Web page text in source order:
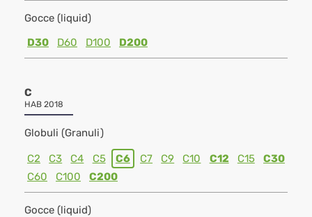
Gocce (liquid)
D30
D60 D100 D200
C
HAB 2018
Globuli (Granuli)
C2 C3 C4 C5 C6 C7 C9 C10 C12 C15
C30
C60
C100 C200
Gocce (liquid)